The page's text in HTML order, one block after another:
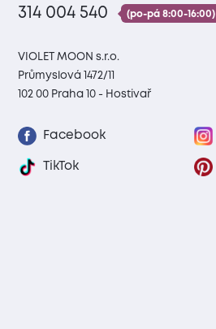
314 004 540
(po-pá 8:00-16:00)
VIOLET MOON s.r.o.
Průmyslová 1472/11
102 00 Praha 10 - Hostivař
Facebook
TikTok